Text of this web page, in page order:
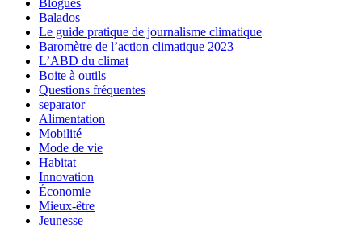
Balados
Le guide pratique de journalisme climatique
Baromètre de l’action climatique 2023
L’ABD du climat
Boite à outils
Questions fréquentes
separator
Alimentation
Mobilité
Mode de vie
Habitat
Innovation
Économie
Mieux-être
Jeunesse